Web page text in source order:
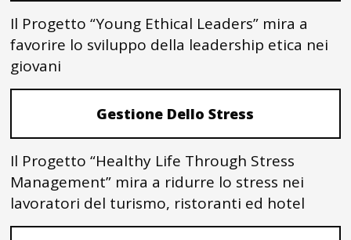
Il Progetto “Young Ethical Leaders” mira a
favorire lo sviluppo della leadership etica nei
giovani
Gestione Dello Stress
Il Progetto “Healthy Life Through Stress
Management” mira a ridurre lo stress nei
lavoratori del turismo, ristoranti ed hotel